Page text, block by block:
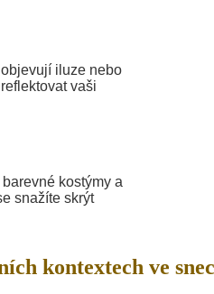
iluze nebo
vaši
kostýmy a
snažíte skrýt
kontextech ve